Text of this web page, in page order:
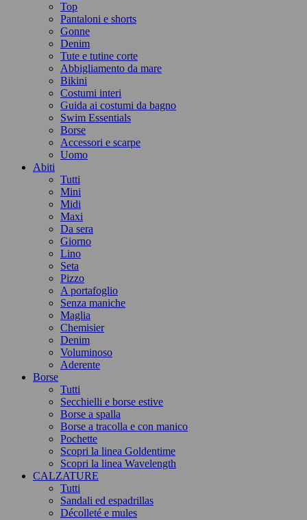
Top
Pantaloni e shorts
Gonne
Denim
Tute e tutine corte
Abbigliamento da mare
Bikini
Costumi interi
Guida ai costumi da bagno
Swim Essentials
Borse
Accessori e scarpe
Uomo
Abiti
Tutti
Mini
Midi
Maxi
Da sera
Giorno
Lino
Seta
Pizzo
A portafoglio
Senza maniche
Maglia
Chemisier
Denim
Voluminoso
Aderente
Borse
Tutti
Secchielli e borse estive
Borse a spalla
Borse a tracolla e con manico
Pochette
Scopri la linea Goldentime
Scopri la linea Wavelength
CALZATURE
Tutti
Sandali ed espadrillas
Décolleté e mules